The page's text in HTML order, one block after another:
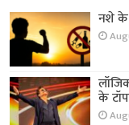
नशे के
के